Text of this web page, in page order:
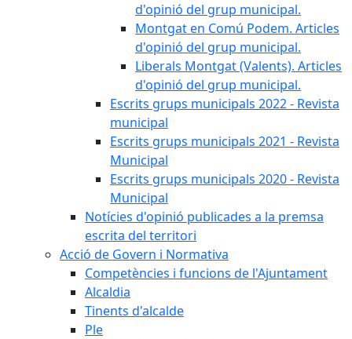
d'opinió del grup municipal.
Montgat en Comú Podem. Articles
d'opinió del grup municipal.
Liberals Montgat (Valents). Articles
d'opinió del grup municipal.
Escrits grups municipals 2022 - Revista
municipal
Escrits grups municipals 2021 - Revista
Municipal
Escrits grups municipals 2020 - Revista
Municipal
Notícies d'opinió publicades a la premsa
escrita del territori
Acció de Govern i Normativa
Competències i funcions de l'Ajuntament
Alcaldia
Tinents d'alcalde
Ple